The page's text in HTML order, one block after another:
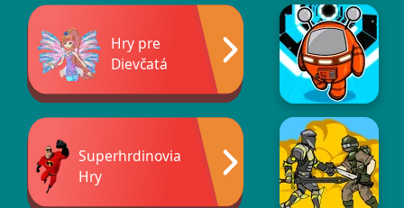
Hry pre
Dievčatá
Superhrdinovia
Hry